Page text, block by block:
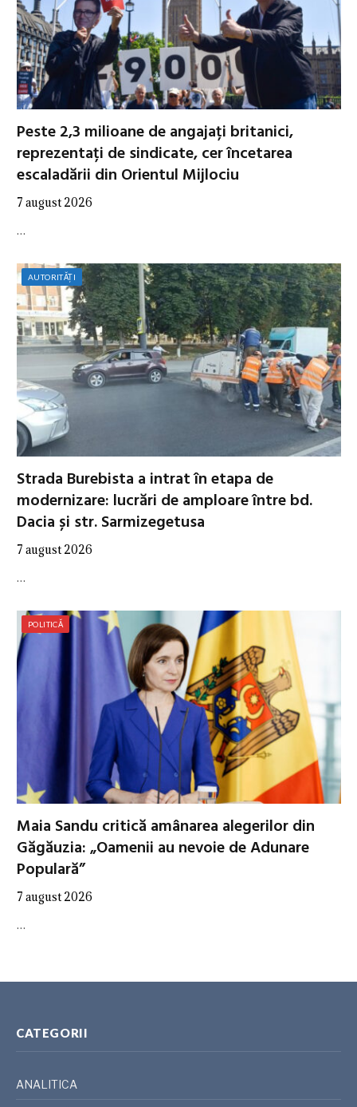
Peste 2,3 milioane de angajați britanici,
reprezentați de sindicate, cer încetarea
escaladării din Orientul Mijlociu
7 august 2026
…
AUTORITĂȚI
Strada Burebista a intrat în etapa de
modernizare: lucrări de amploare între bd.
Dacia și str. Sarmizegetusa
7 august 2026
…
POLITICĂ
Maia Sandu critică amânarea alegerilor din
Găgăuzia: „Oamenii au nevoie de Adunare
Populară”
7 august 2026
…
CATEGORII
ANALITICA